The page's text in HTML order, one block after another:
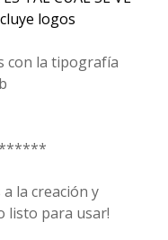
logos
con la tipografía
la creación y
listo para usar!